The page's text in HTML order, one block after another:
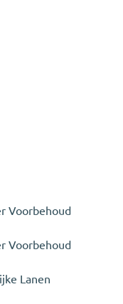
Voorbehoud
Voorbehoud